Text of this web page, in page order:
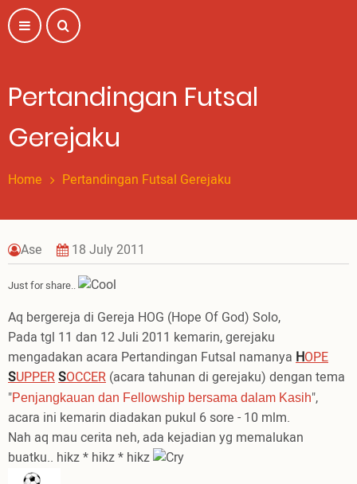
Skip
to
main
Pertandingan Futsal
Gerejaku
Home Pertandingan Futsal Gerejaku
Ase 18 July 2011
Just for share..
Aq bergereja di Gereja HOG (Hope Of God) Solo,
Pada tgl 11 dan 12 Juli 2011 kemarin, gerejaku
mengadakan acara Pertandingan Futsal namanya HOPE
SUPPERSOCCER (acara tahunan di gerejaku) dengan tema
"Penjangkauan dan Fellowship bersama dalam Kasih",
acara ini kemarin diadakan pukul 6 sore - 10 mlm.
Nah aq mau cerita neh, ada kejadian yg memalukan
buatku.. hikz * hikz * hikz